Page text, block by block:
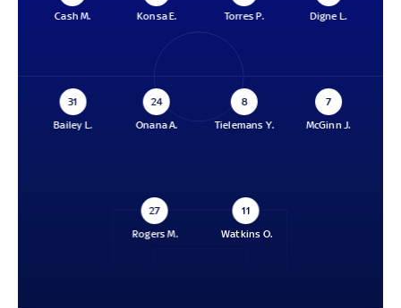
Cash M.
Konsa E.
Torres P.
Digne L.
31
Bailey L.
24
Onana A.
8
Tielemans Y.
7
McGinn J.
27
Rogers M.
11
Watkins O.